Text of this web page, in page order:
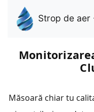
Strop de aer
Măsoară chiar tu